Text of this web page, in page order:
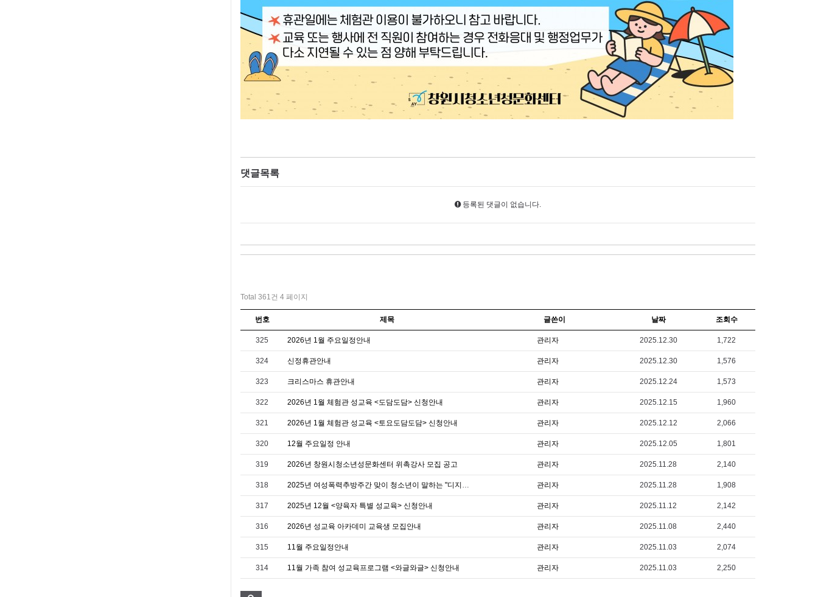
댓글목록
등록된 댓글이 없습니다.
Total 361건 4 페이지
번호 제목 글쓴이 날짜 조회수
325 2026년 1월 주요일정안내 관리자 2025.12.30 1,722
324 신정휴관안내 관리자 2025.12.30 1,576
323 크리스마스 휴관안내 관리자 2025.12.24 1,573
322 2026년 1월 체험관 성교육 <도담도담> 신청안내 관리자 2025.12.15 1,960
321 2026년 1월 체험관 성교육 <토요도담도담> 신청안내 관리자 2025.12.12 2,066
320 12월 주요일정 안내 관리자 2025.12.05 1,801
319 2026년 창원시청소년성문화센터 위촉강사 모집 공고 관리자 2025.11.28 2,140
318 2025년 여성폭력추방주간 맞이 청소년이 말하는 "디지털성폭력 OUT!" 캠페인 관리자 2025.11.28 1,908
317 2025년 12월 <양육자 특별 성교육> 신청안내 관리자 2025.11.12 2,142
316 2026년 성교육 아카데미 교육생 모집안내 관리자 2025.11.08 2,440
315 11월 주요일정안내 관리자 2025.11.03 2,074
314 11월 가족 참여 성교육프로그램 <와글와글> 신청안내 관리자 2025.11.03 2,250